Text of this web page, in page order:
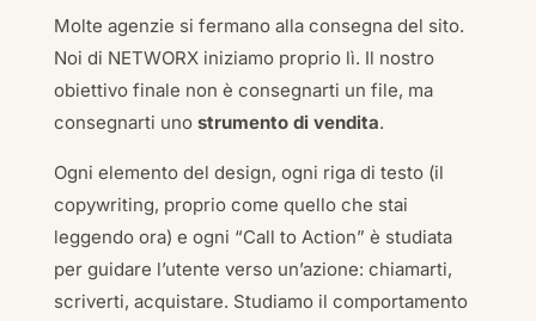
Molte agenzie si fermano alla consegna del sito.
Noi di NETWORX iniziamo proprio lì. Il nostro
obiettivo finale non è consegnarti un file, ma
consegnarti uno strumento di vendita.
Ogni elemento del design, ogni riga di testo (il
copywriting, proprio come quello che stai
leggendo ora) e ogni “Call to Action” è studiata
per guidare l’utente verso un’azione: chiamarti,
scriverti, acquistare. Studiamo il comportamento